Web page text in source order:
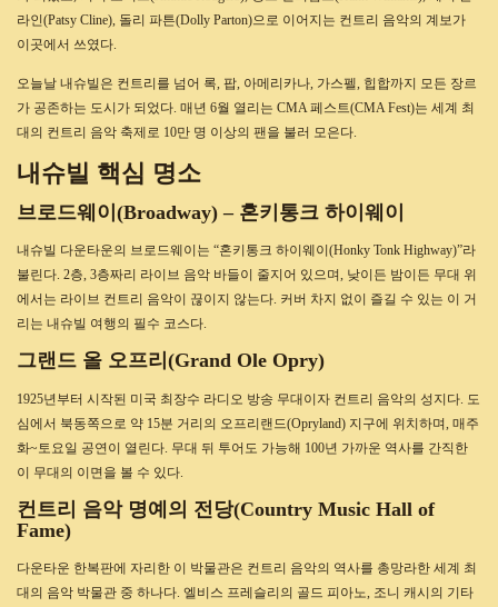
라인(Patsy Cline), 돌리 파튼(Dolly Parton)으로 이어지는 컨트리 음악의 계보가
이곳에서 쓰였다.
오늘날 내슈빌은 컨트리를 넘어 록, 팝, 아메리카나, 가스펠, 힙합까지 모든 장르
가 공존하는 도시가 되었다. 매년 6월 열리는 CMA 페스트(CMA Fest)는 세계 최
대의 컨트리 음악 축제로 10만 명 이상의 팬을 불러 모은다.
내슈빌 핵심 명소
브로드웨이(Broadway) – 혼키통크 하이웨이
내슈빌 다운타운의 브로드웨이는 “혼키통크 하이웨이(Honky Tonk Highway)”라
불린다. 2층, 3층짜리 라이브 음악 바들이 줄지어 있으며, 낮이든 밤이든 무대 위
에서는 라이브 컨트리 음악이 끊이지 않는다. 커버 차지 없이 즐길 수 있는 이 거
리는 내슈빌 여행의 필수 코스다.
그랜드 올 오프리(Grand Ole Opry)
1925년부터 시작된 미국 최장수 라디오 방송 무대이자 컨트리 음악의 성지다. 도
심에서 북동쪽으로 약 15분 거리의 오프리랜드(Opryland) 지구에 위치하며, 매주
화~토요일 공연이 열린다. 무대 뒤 투어도 가능해 100년 가까운 역사를 간직한
이 무대의 이면을 볼 수 있다.
컨트리 음악 명예의 전당(Country Music Hall of
Fame)
다운타운 한복판에 자리한 이 박물관은 컨트리 음악의 역사를 총망라한 세계 최
대의 음악 박물관 중 하나다. 엘비스 프레슬리의 골드 피아노, 조니 캐시의 기타